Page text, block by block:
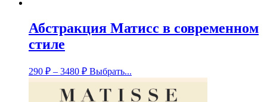
Абстракция Матисс в современном
стиле
290 ₽ – 3480 ₽ Выбрать...